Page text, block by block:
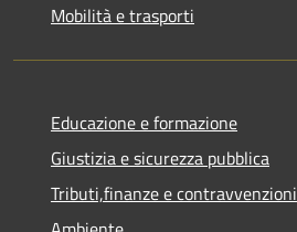
Mobilità e trasporti
Educazione e formazione
Giustizia e sicurezza pubblica
Tributi,finanze e contravvenzioni